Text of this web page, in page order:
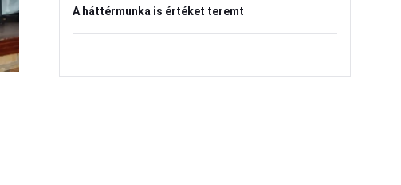
A háttérmunka is értéket teremt